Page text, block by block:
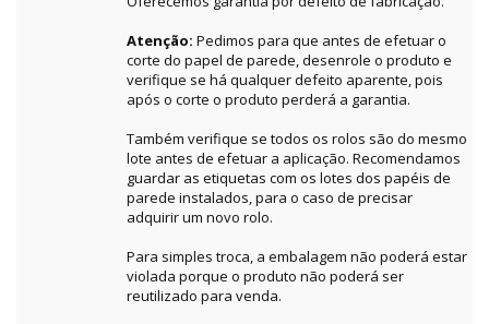
Atenção: Pedimos para que antes de efetuar o
corte do papel de parede, desenrole o produto e
verifique se há qualquer defeito aparente, pois
após o corte o produto perderá a garantia.
Também verifique se todos os rolos são do mesmo
lote antes de efetuar a aplicação. Recomendamos
guardar as etiquetas com os lotes dos papéis de
parede instalados, para o caso de precisar
adquirir um novo rolo.
Para simples troca, a embalagem não poderá estar
violada porque o produto não poderá ser
reutilizado para venda.